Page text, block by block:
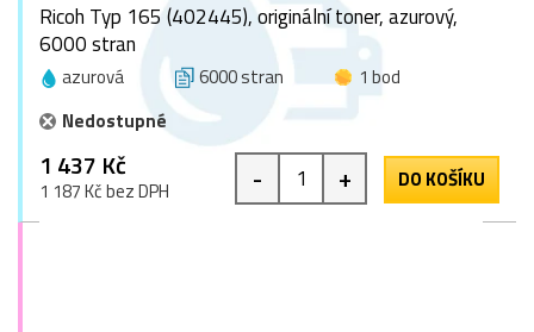
Ricoh Typ 165 (402445), originální toner, azurový,
6000 stran
azurová 6000 stran
1 bod
Nedostupné
1 437 Kč
1 187 Kč bez DPH - + DO KOŠÍKU